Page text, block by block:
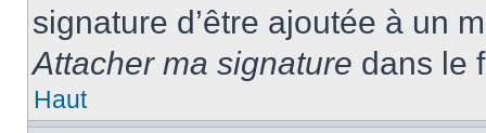
signature d’être ajoutée à un
Attacher ma signature dans le
Haut